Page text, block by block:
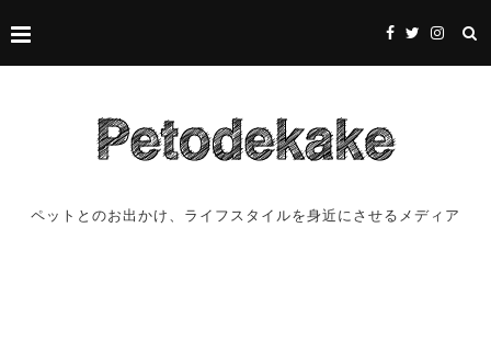
ペットとのお出かけ、ライフスタイルを身近にさせるメディア